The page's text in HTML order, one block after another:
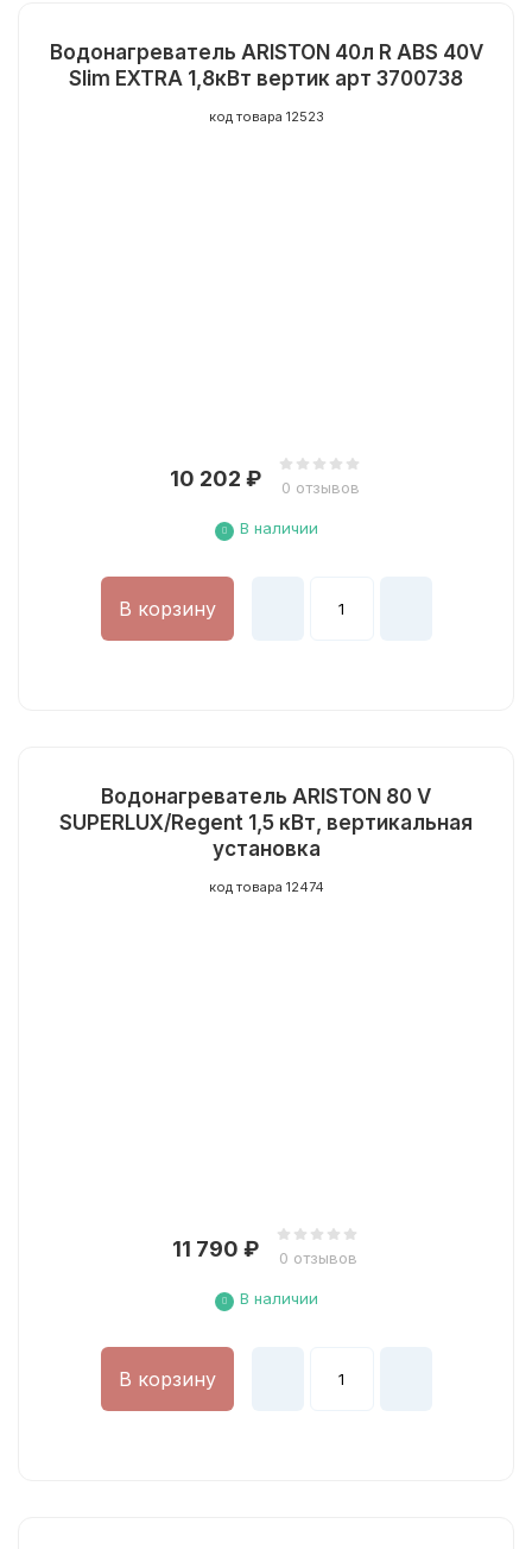
Водонагреватель ARISTON 40л R ABS 40V
Slim EXTRA 1,8кВт вертик арт 3700738
код товара 12523
10 202 ₽ 0 отзывов
В наличии
В корзину
Водонагреватель ARISTON 80 V
SUPERLUX/Regent 1,5 кВт, вертикальная
установка
код товара 12474
11 790 ₽ 0 отзывов
В наличии
В корзину